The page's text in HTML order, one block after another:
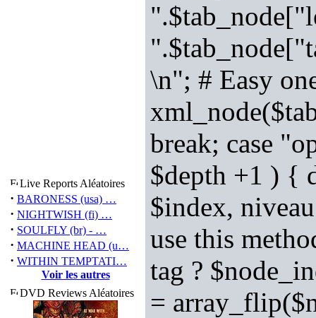
Live Reports Aléatoires
· BARONESS (usa) …
· NIGHTWISH (fi) …
· SOULFLY (br) - …
· MACHINE HEAD (u…
· WITHIN TEMPTATI…
Voir les autres
DVD Reviews Aléatoires
\n"; # Easy
break; case
$depth +1 ) {
$index,
use this
tag ?
=